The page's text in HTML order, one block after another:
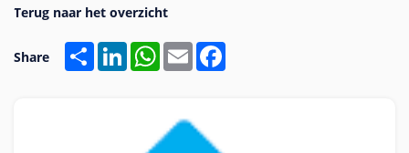
Share Share LinkedInWhatsApp
Email